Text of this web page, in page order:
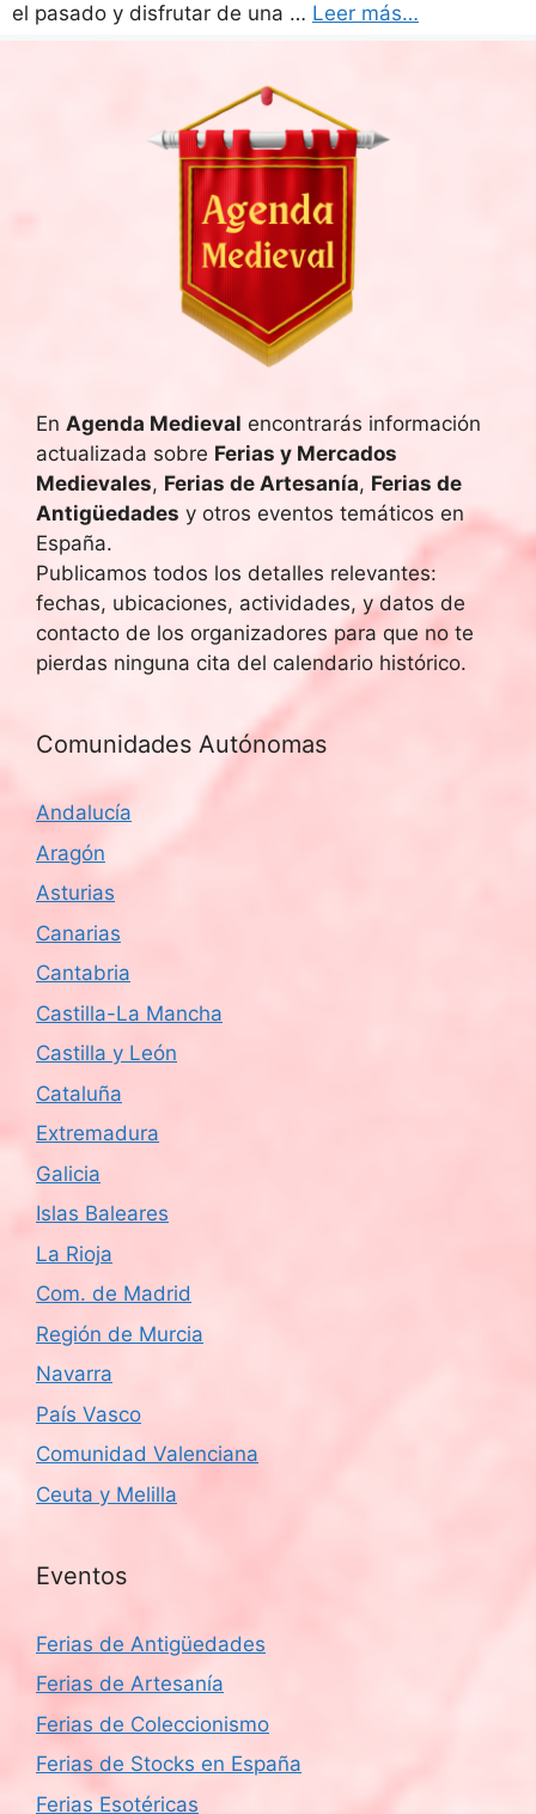
el pasado y disfrutar de una … Leer más…
En Agenda Medieval encontrarás información
actualizada sobre Ferias y Mercados
Medievales, Ferias de Artesanía, Ferias de
Antigüedades y otros eventos temáticos en
España.
Publicamos todos los detalles relevantes:
fechas, ubicaciones, actividades, y datos de
contacto de los organizadores para que no te
pierdas ninguna cita del calendario histórico.
Comunidades Autónomas
Andalucía
Aragón
Asturias
Canarias
Cantabria
Castilla-La Mancha
Castilla y León
Cataluña
Extremadura
Galicia
Islas Baleares
La Rioja
Com. de Madrid
Región de Murcia
Navarra
País Vasco
Comunidad Valenciana
Ceuta y Melilla
Eventos
Ferias de Antigüedades
Ferias de Artesanía
Ferias de Coleccionismo
Ferias de Stocks en España
Ferias Esotéricas